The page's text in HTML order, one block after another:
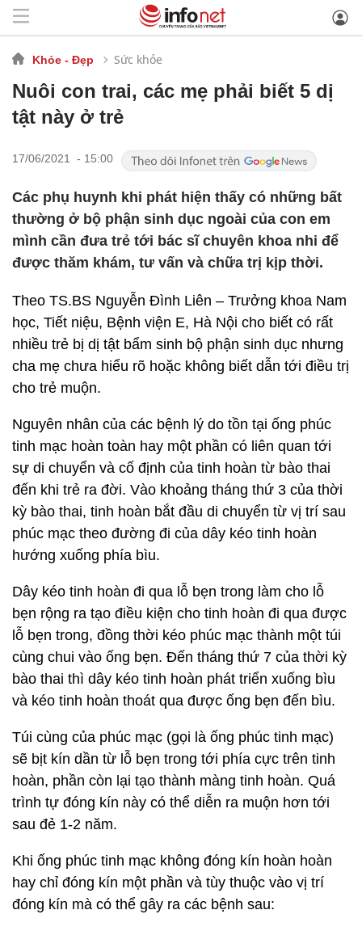
Khỏe - Đẹp Sức khỏe
Nuôi con trai, các mẹ phải biết 5 dị
tật này ở trẻ
17/06/2021 - 15:00
Các phụ huynh khi phát hiện thấy có những bất
thường ở bộ phận sinh dục ngoài của con em
mình cần đưa trẻ tới bác sĩ chuyên khoa nhi để
được thăm khám, tư vấn và chữa trị kịp thời.
Theo TS.BS Nguyễn Đình Liên – Trưởng khoa Nam
học, Tiết niệu, Bệnh viện E, Hà Nội cho biết có rất
nhiều trẻ bị dị tật bẩm sinh bộ phận sinh dục nhưng
cha mẹ chưa hiểu rõ hoặc không biết dẫn tới điều trị
cho trẻ muộn.
Nguyên nhân của các bệnh lý do tồn tại ống phúc
tinh mạc hoàn toàn hay một phần có liên quan tới
sự di chuyển và cố định của tinh hoàn từ bào thai
đến khi trẻ ra đời. Vào khoảng tháng thứ 3 của thời
kỳ bào thai, tinh hoàn bắt đầu di chuyển từ vị trí sau
phúc mạc theo đường đi của dây kéo tinh hoàn
hướng xuống phía bìu.
Dây kéo tinh hoàn đi qua lỗ bẹn trong làm cho lỗ
bẹn rộng ra tạo điều kiện cho tinh hoàn đi qua được
lỗ bẹn trong, đồng thời kéo phúc mạc thành một túi
cùng chui vào ống bẹn. Đến tháng thứ 7 của thời kỳ
bào thai thì dây kéo tinh hoàn phát triển xuống bìu
và kéo tinh hoàn thoát qua được ống bẹn đến bìu.
Túi cùng của phúc mạc (gọi là ống phúc tinh mạc)
sẽ bịt kín dần từ lỗ bẹn trong tới phía cực trên tinh
hoàn, phần còn lại tạo thành màng tinh hoàn. Quá
trình tự đóng kín này có thể diễn ra muộn hơn tới
sau đẻ 1-2 năm.
Khi ống phúc tinh mạc không đóng kín hoàn hoàn
hay chỉ đóng kín một phần và tùy thuộc vào vị trí
đóng kín mà có thể gây ra các bệnh sau: